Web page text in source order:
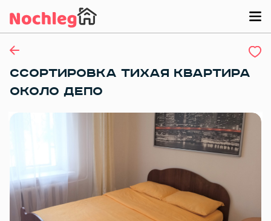
ССОРТИРОВКА ТИХАЯ КВАРТИРА
ОКОЛО ДЕПО